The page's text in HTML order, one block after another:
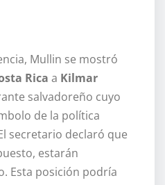
Mullin se mostró
Rica a Kilmar
salvadoreño cuyo
de la política
secretario declaró que
estarán
Esta posición podría